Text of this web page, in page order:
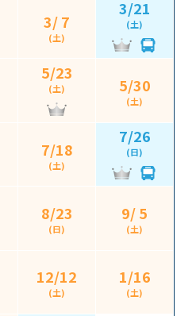
3/ 7
(土)
3/21
(土)
5/23
(土) 5/30
(土)
7/18
(土)
7/26
(日)
8/23
(日)
9/ 5
(土)
12/12
(土)
1/16
(土)